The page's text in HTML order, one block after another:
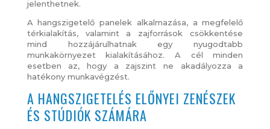
jelenthetnek.
A hangszigetelő panelek alkalmazása, a megfelelő
térkialakítás, valamint a zajforrások csökkentése
mind hozzájárulhatnak egy nyugodtabb
munkakörnyezet kialakításához. A cél minden
esetben az, hogy a zajszint ne akadályozza a
hatékony munkavégzést.
A HANGSZIGETELÉS ELŐNYEI ZENÉSZEK
ÉS STÚDIÓK SZÁMÁRA